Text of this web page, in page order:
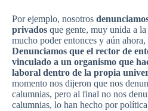
Por ejemplo, nosotros
privados que gente, muy unida a
mucho poder entonces y aún
Denunciamos que el rector de
vinculado a un organismo que
laboral dentro de la propia
momento nos dijeron que nos
calumnias, pero al final no nos
calumnias, lo han hecho por